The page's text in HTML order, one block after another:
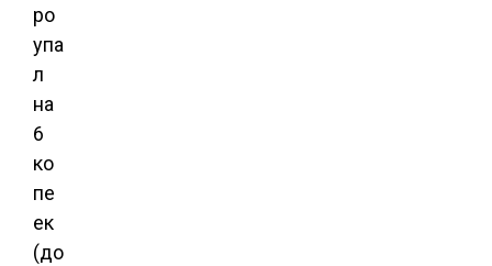
ро
упа
л
на
6
ко
пе
ек
(до